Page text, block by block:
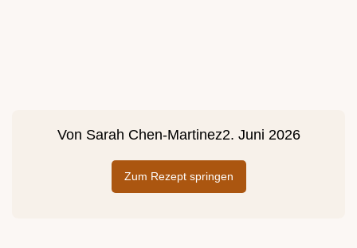
Von Sarah Chen-Martinez2. Juni 2026
Zum Rezept springen